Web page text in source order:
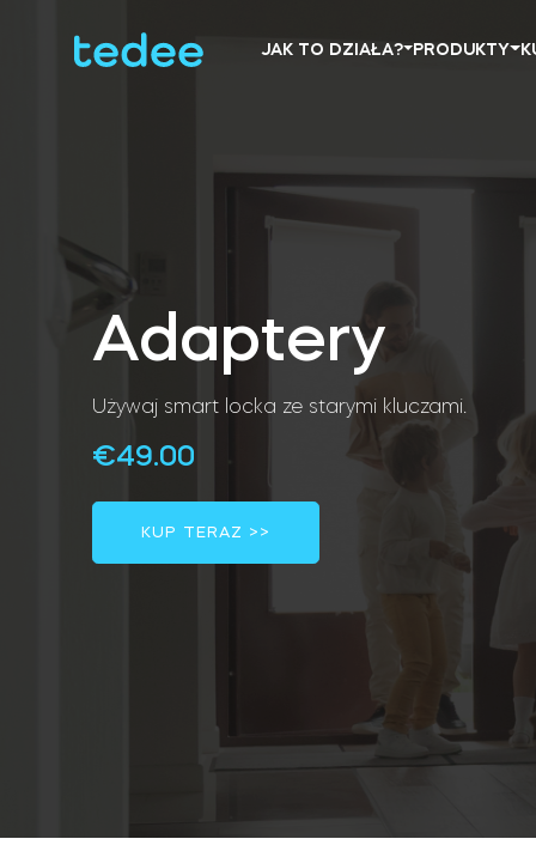
JAK TO DZIAŁA? PRODUKTY
Adaptery
Używaj smart locka ze starymi kluczami.
€49.00
KUP TERAZ >>